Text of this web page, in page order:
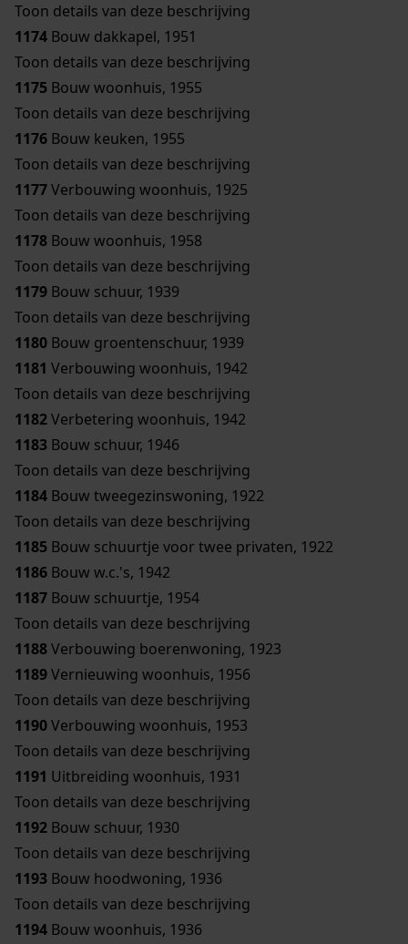
Toon details van deze beschrijving
1174 Bouw dakkapel, 1951
Toon details van deze beschrijving
1175 Bouw woonhuis, 1955
Toon details van deze beschrijving
1176 Bouw keuken, 1955
Toon details van deze beschrijving
1177Verbouwing woonhuis, 1925
Toon details van deze beschrijving
1178 Bouw woonhuis, 1958
Toon details van deze beschrijving
1179 Bouw schuur, 1939
Toon details van deze beschrijving
1180 Bouw groentenschuur, 1939
1181 Verbouwing woonhuis, 1942
Toon details van deze beschrijving
1182Verbetering woonhuis, 1942
1183 Bouw schuur, 1946
Toon details van deze beschrijving
1184 Bouw tweegezinswoning, 1922
Toon details van deze beschrijving
1185 Bouw schuurtje voor twee privaten, 1922
1186 Bouw w.c.'s, 1942
1187 Bouw schuurtje, 1954
Toon details van deze beschrijving
1188Verbouwing boerenwoning, 1923
1189Vernieuwing woonhuis, 1956
Toon details van deze beschrijving
1190Verbouwing woonhuis, 1953
Toon details van deze beschrijving
1191 Uitbreiding woonhuis, 1931
Toon details van deze beschrijving
1192 Bouw schuur, 1930
Toon details van deze beschrijving
1193 Bouw hoodwoning, 1936
Toon details van deze beschrijving
1194 Bouw woonhuis, 1936